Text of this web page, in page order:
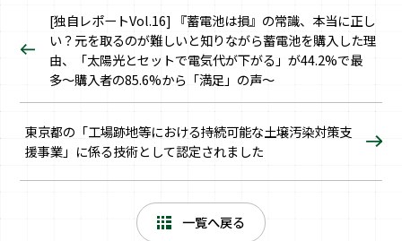
[独自レポートVol.16] 『蓄電池は損』の常識、本当に正し
い？元を取るのが難しいと知りながら蓄電池を購入した理
由、「太陽光とセットで電気代が下がる」が44.2%で最
多〜購入者の85.6%から「満足」の声～
東京都の「工場跡地等における持続可能な土壌汚染対策支
援事業」に係る技術として認定されました
一覧へ戻る